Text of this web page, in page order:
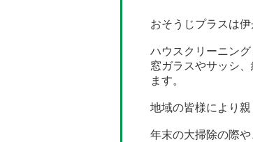
おそうじプラスは
ハウスクリーニン
窓ガラスやサッシ
ます。
地域の皆様により
年末の大掃除の際